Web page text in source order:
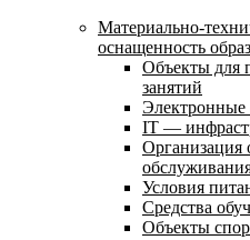
Материально-
оснащенность
Объекты для
занятий
Электронные
IT —
Организация
Условия
Средства
Объекты